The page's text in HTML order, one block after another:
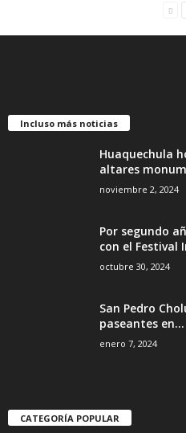
Incluso más noticias
Huaquechula
altares
noviembre 2, 2024
Por segundo
con el Festival
octubre 30, 2024
San Pedro
paseantes en...
enero 7, 2024
CATEGORÍA POPULAR